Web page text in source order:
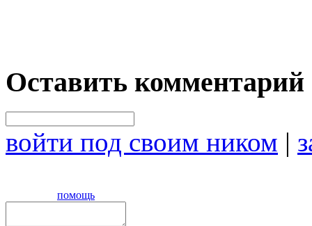
Оставить комментарий
войти под своим ником |
помощь